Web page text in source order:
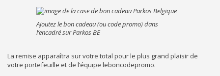
Ajoutez le bon cadeau (ou code promo) dans
l’encadré sur Parkos BE
La remise apparaîtra sur votre total pour le plus grand plaisir de
votre portefeuille et de l’équipe leboncodepromo.